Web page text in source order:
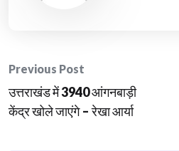
Post
navigation
Previous Post
उत्तराखंड में 3940 आंगनबाड़ी
केंद्र खोले जाएंगे – रेखा आर्या